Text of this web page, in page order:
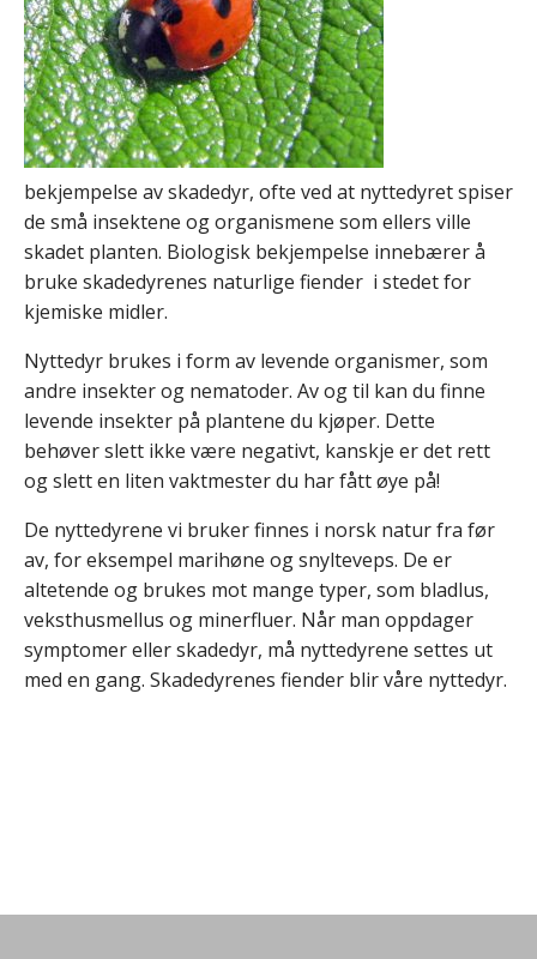
bekjempelse av skadedyr, ofte ved at nyttedyret spiser
de små insektene og organismene som ellers ville
skadet planten. Biologisk bekjempelse innebærer å
bruke skadedyrenes naturlige fiender i stedet for
kjemiske midler.
Nyttedyr brukes i form av levende organismer, som
andre insekter og nematoder. Av og til kan du finne
levende insekter på plantene du kjøper. Dette
behøver slett ikke være negativt, kanskje er det rett
og slett en liten vaktmester du har fått øye på!
De nyttedyrene vi bruker finnes i norsk natur fra før
av, for eksempel marihøne og snylteveps. De er
altetende og brukes mot mange typer, som bladlus,
veksthusmellus og minerfluer. Når man oppdager
symptomer eller skadedyr, må nyttedyrene settes ut
med en gang. Skadedyrenes fiender blir våre nyttedyr.